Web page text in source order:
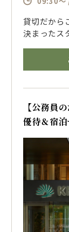
貸切だから
決まったス
コーディ
りらしい一
【公務員
優待＆宿